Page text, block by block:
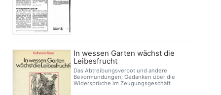
In wessen Garten wächst die
Leibesfrucht
Das Abtreibungsverbot und andere
Bevormundungen; Gedanken über die
Widersprüche im Zeugungsgeschäft